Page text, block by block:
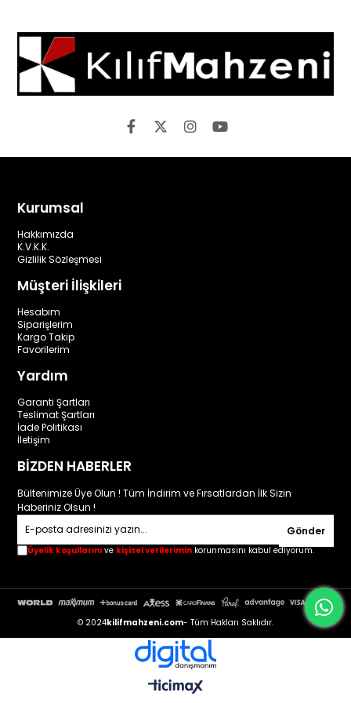
Kurumsal
Hakkımızda
K.V.K.K.
Gizlilik Sözleşmesi
Müşteri İlişkileri
Hesabım
Siparişlerim
Kargo Takip
Favorilerim
Yardım
Garanti Şartları
Teslimat Şartları
İade Politikası
İletişim
BİZDEN HABERLER
Bültenimize Üye Olun ! Tüm İndirim ve Fırsatlardan İlk Sizin
Haberiniz Olsun !
Gönder
Üyelik koşullarını ve kişisel verilerimin korunmasını kabul ediyorum.
© 2024kilifmahzeni.com- Tüm Hakları Saklıdır.